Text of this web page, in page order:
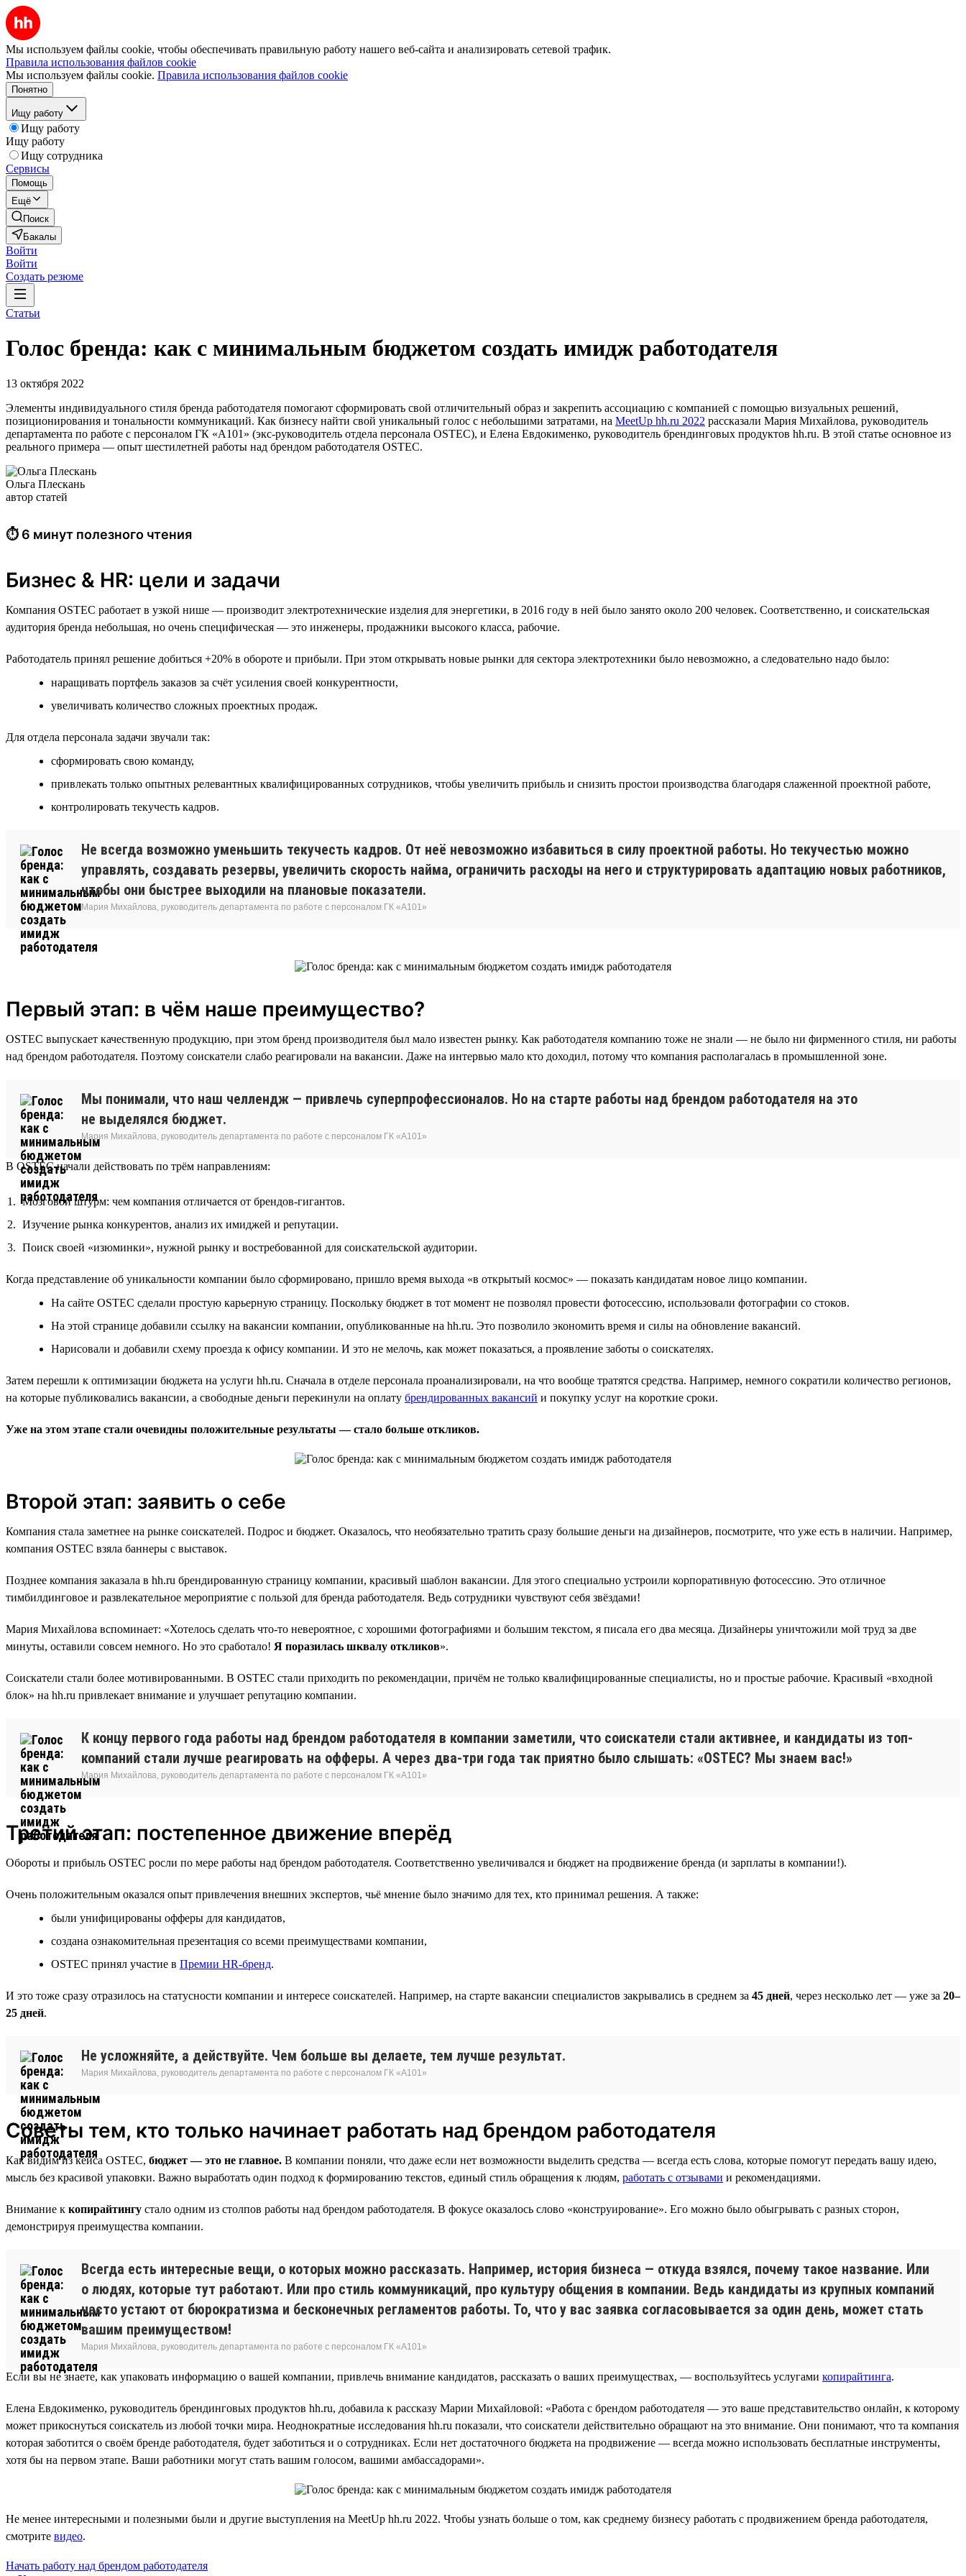
Мы используем файлы cookie, чтобы обеспечивать правильную работу нашего веб-сайта и анализировать сетевой трафик.
Правила использования файлов cookie
Мы используем файлы cookie. Правила использования файлов cookie
Понятно
Ищу работу
Ищу работу
Ищу работу
Ищу сотрудника
Сервисы
Помощь
Ещё
Поиск
Бакалы
Войти
Войти
Создать резюме
Статьи
Голос бренда: как с минимальным бюджетом создать имидж работодателя
13 октября 2022
Элементы индивидуального стиля бренда работодателя помогают сформировать свой отличительный образ и закрепить ассоциацию с компанией с помощью визуальных решений,
позиционирования и тональности коммуникаций. Как бизнесу найти свой уникальный голос с небольшими затратами, на MeetUp hh.ru 2022 рассказали Мария Михайлова, руководитель
департамента по работе с персоналом ГК «А101» (экс-руководитель отдела персонала OSTEC), и Елена Евдокименко, руководитель брендинговых продуктов hh.ru. В этой статье основное из
реального примера — опыт шестилетней работы над брендом работодателя OSTEC.
Ольга Плескань
автор статей
⏱ 6 минут полезного чтения
Бизнес & HR: цели и задачи
Компания OSTEC работает в узкой нише — производит электротехнические изделия для энергетики, в 2016 году в ней было занято около 200 человек. Соответственно, и соискательская
аудитория бренда небольшая, но очень специфическая — это инженеры, продажники высокого класса, рабочие.
Работодатель принял решение добиться +20% в обороте и прибыли. При этом открывать новые рынки для сектора электротехники было невозможно, а следовательно надо было:
наращивать портфель заказов за счёт усиления своей конкурентности,
увеличивать количество сложных проектных продаж.
Для отдела персонала задачи звучали так:
сформировать свою команду,
привлекать только опытных релевантных квалифицированных сотрудников, чтобы увеличить прибыль и снизить простои производства благодаря слаженной проектной работе,
контролировать текучесть кадров.
Не всегда возможно уменьшить текучесть кадров. От неё невозможно избавиться в силу проектной работы. Но текучестью можно
управлять, создавать резервы, увеличить скорость найма, ограничить расходы на него и структурировать адаптацию новых работников,
чтобы они быстрее выходили на плановые показатели.
Мария Михайлова, руководитель департамента по работе с персоналом ГК «А101»
Первый этап: в чём наше преимущество?
OSTEC выпускает качественную продукцию, при этом бренд производителя был мало известен рынку. Как работодателя компанию тоже не знали — не было ни фирменного стиля, ни работы
над брендом работодателя. Поэтому соискатели слабо реагировали на вакансии. Даже на интервью мало кто доходил, потому что компания располагалась в промышленной зоне.
Мы понимали, что наш челлендж — привлечь суперпрофессионалов. Но на старте работы над брендом работодателя на это
не выделялся бюджет.
Мария Михайлова, руководитель департамента по работе с персоналом ГК «А101»
В OSTEC начали действовать по трём направлениям:
Мозговой штурм: чем компания отличается от брендов-гигантов.
Изучение рынка конкурентов, анализ их имиджей и репутации.
Поиск своей «изюминки», нужной рынку и востребованной для соискательской аудитории.
Когда представление об уникальности компании было сформировано, пришло время выхода «в открытый космос» — показать кандидатам новое лицо компании.
На сайте OSTEC сделали простую карьерную страницу. Поскольку бюджет в тот момент не позволял провести фотосессию, использовали фотографии со стоков.
На этой странице добавили ссылку на вакансии компании, опубликованные на hh.ru. Это позволило экономить время и силы на обновление вакансий.
Нарисовали и добавили схему проезда к офису компании. И это не мелочь, как может показаться, а проявление заботы о соискателях.
Затем перешли к оптимизации бюджета на услуги hh.ru. Сначала в отделе персонала проанализировали, на что вообще тратятся средства. Например, немного сократили количество регионов,
на которые публиковались вакансии, а свободные деньги перекинули на оплату брендированных вакансий и покупку услуг на короткие сроки.
Уже на этом этапе стали очевидны положительные результаты — стало больше откликов.
Второй этап: заявить о себе
Компания стала заметнее на рынке соискателей. Подрос и бюджет. Оказалось, что необязательно тратить сразу большие деньги на дизайнеров, посмотрите, что уже есть в наличии. Например,
компания OSTEC взяла баннеры с выставок.
Позднее компания заказала в hh.ru брендированную страницу компании, красивый шаблон вакансии. Для этого специально устроили корпоративную фотосессию. Это отличное
тимбилдинговое и развлекательное мероприятие с пользой для бренда работодателя. Ведь сотрудники чувствуют себя звёздами!
Мария Михайлова вспоминает: «Хотелось сделать что-то невероятное, с хорошими фотографиями и большим текстом, я писала его два месяца. Дизайнеры уничтожили мой труд за две
минуты, оставили совсем немного. Но это сработало! Я поразилась шквалу откликов».
Соискатели стали более мотивированными. В OSTEC стали приходить по рекомендации, причём не только квалифицированные специалисты, но и простые рабочие. Красивый «входной
блок» на hh.ru привлекает внимание и улучшает репутацию компании.
К концу первого года работы над брендом работодателя в компании заметили, что соискатели стали активнее, и кандидаты из топ-
компаний стали лучше реагировать на офферы. А через два-три года так приятно было слышать: «OSTEC? Мы знаем вас!»
Мария Михайлова, руководитель департамента по работе с персоналом ГК «А101»
Третий этап: постепенное движение вперёд
Обороты и прибыль OSTEC росли по мере работы над брендом работодателя. Соответственно увеличивался и бюджет на продвижение бренда (и зарплаты в компании!).
Очень положительным оказался опыт привлечения внешних экспертов, чьё мнение было значимо для тех, кто принимал решения. А также:
были унифицированы офферы для кандидатов,
создана ознакомительная презентация со всеми преимуществами компании,
OSTEC принял участие в Премии HR‑бренд.
И это тоже сразу отразилось на статусности компании и интересе соискателей. Например, на старте вакансии специалистов закрывались в среднем за 45 дней, через несколько лет — уже за 20–
25 дней.
Не усложняйте, а действуйте. Чем больше вы делаете, тем лучше результат.
Мария Михайлова, руководитель департамента по работе с персоналом ГК «А101»
Советы тем, кто только начинает работать над брендом работодателя
Как видим из кейса OSTEC, бюджет — это не главное. В компании поняли, что даже если нет возможности выделить средства — всегда есть слова, которые помогут передать вашу идею,
мысль без красивой упаковки. Важно выработать один подход к формированию текстов, единый стиль обращения к людям, работать с отзывами и рекомендациями.
Внимание к копирайтингу стало одним из столпов работы над брендом работодателя. В фокусе оказалось слово «конструирование». Его можно было обыгрывать с разных сторон,
демонстрируя преимущества компании.
Всегда есть интересные вещи, о которых можно рассказать. Например, история бизнеса — откуда взялся, почему такое название. Или
о людях, которые тут работают. Или про стиль коммуникаций, про культуру общения в компании. Ведь кандидаты из крупных компаний
часто устают от бюрократизма и бесконечных регламентов работы. То, что у вас заявка согласовывается за один день, может стать
вашим преимуществом!
Мария Михайлова, руководитель департамента по работе с персоналом ГК «А101»
Если вы не знаете, как упаковать информацию о вашей компании, привлечь внимание кандидатов, рассказать о ваших преимуществах, — воспользуйтесь услугами копирайтинга.
Елена Евдокименко, руководитель брендинговых продуктов hh.ru, добавила к рассказу Марии Михайловой: «Работа с брендом работодателя — это ваше представительство онлайн, к которому
может прикоснуться соискатель из любой точки мира. Неоднократные исследования hh.ru показали, что соискатели действительно обращают на это внимание. Они понимают, что та компания
которая заботится о своём бренде работодателя, будет заботиться и о сотрудниках. Если нет достаточного бюджета на продвижение — всегда можно использовать бесплатные инструменты,
хотя бы на первом этапе. Ваши работники могут стать вашим голосом, вашими амбассадорами».
Не менее интересными и полезными были и другие выступления на MeetUp hh.ru 2022. Чтобы узнать больше о том, как среднему бизнесу работать с продвижением бренда работодателя,
смотрите видео.
Начать работу над брендом работодателя